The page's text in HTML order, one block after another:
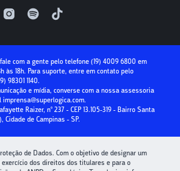
exceto feriados
com a gente pelo telefone (19) 4009 6800 em
às 18h. Para suporte, entre em contato pelo
98301 1140.
e mídia, converse com a nossa assessoria
imprensa@superlogica.com.
Raizer, nº 237 - CEP 13.105-319 - Bairro Santa
de Campinas - SP.
de Dados. Com o objetivo de designar um
dos direitos dos titulares e para o